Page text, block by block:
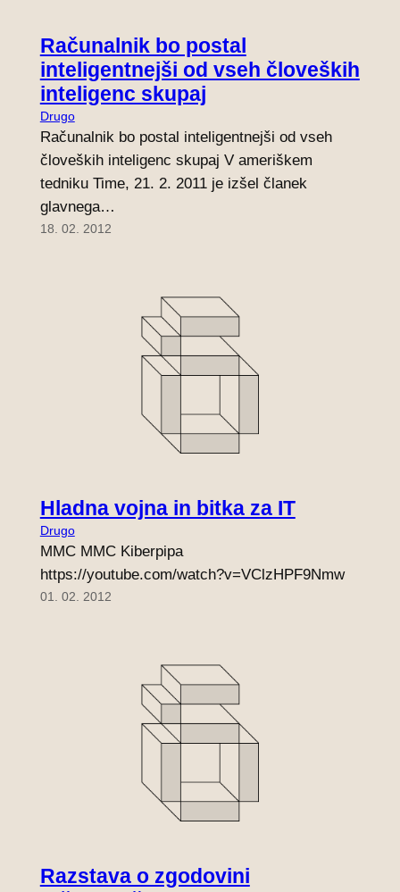
Računalnik bo postal
inteligentnejši od vseh človeških
inteligenc skupaj
Drugo
Računalnik bo postal inteligentnejši od vseh
človeških inteligenc skupaj V ameriškem
tedniku Time, 21. 2. 2011 je izšel članek
glavnega…
18. 02. 2012
Hladna vojna in bitka za IT
Drugo
MMC MMC Kiberpipa
https://youtube.com/watch?v=VClzHPF9Nmw
01. 02. 2012
Razstava o zgodovini